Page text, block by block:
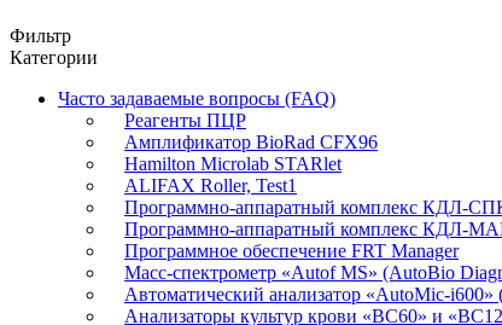
Фильтр
Категории
Часто задаваемые вопросы (FAQ)
Реагенты ПЦР
Амплификатор BioRad CFX96
Hamilton Microlab STARlet
ALIFAX Roller, Test1
Программно-аппаратный комплекс КДЛ-
Программно-аппаратный комплекс КДЛ-
Программное обеспечение FRT Manager
Масс-спектрометр «Autof MS» (AutoBio
Автоматический анализатор «AutoMic-
Анализаторы культур крови «BC60» и